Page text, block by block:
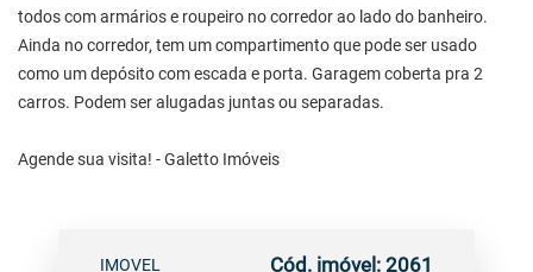
todos com armários e roupeiro no corredor ao lado do banheiro.
Ainda no corredor, tem um compartimento que pode ser usado
como um depósito com escada e porta. Garagem coberta pra 2
carros. Podem ser alugadas juntas ou separadas.
Agende sua visita! - Galetto Imóveis
IMOVEL Cód. imóvel: 2061